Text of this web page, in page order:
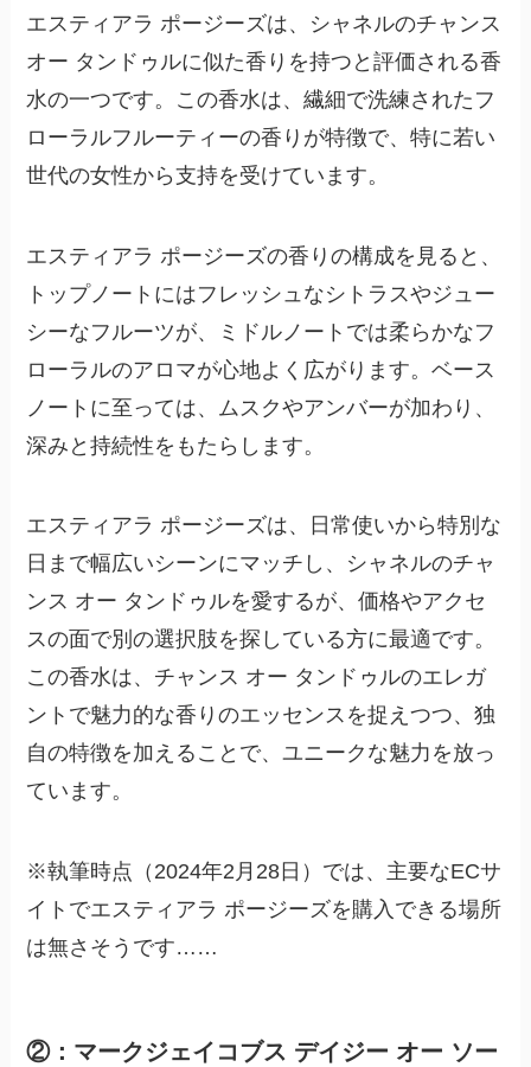
エスティアラ ポージーズは、シャネルのチャンス
オー タンドゥルに似た香りを持つと評価される香
水の一つです。この香水は、繊細で洗練されたフ
ローラルフルーティーの香りが特徴で、特に若い
世代の女性から支持を受けています。
エスティアラ ポージーズの香りの構成を見ると、
トップノートにはフレッシュなシトラスやジュー
シーなフルーツが、ミドルノートでは柔らかなフ
ローラルのアロマが心地よく広がります。ベース
ノートに至っては、
ムスクやアンバーが加わり、
深みと持続性をもたらします。
エスティアラ ポージーズは、日常使いから特別な
日まで幅広いシーンにマッチし、シャネルのチャ
ンス オー タンドゥルを愛するが、価格やアクセ
スの面で別の選択肢を探している方に最適です。
この香水は、チャンス オー タンドゥルのエレガ
ントで魅力的な香りのエッセンスを捉えつつ、独
自の特徴を加えることで、ユニークな魅力を放っ
ています。
※執筆時点（2024年2月28日）では、主要なECサ
イトでエスティアラ ポージーズを購入できる場所
は無さそうです……
②：マークジェイコブス デイジー オー ソー